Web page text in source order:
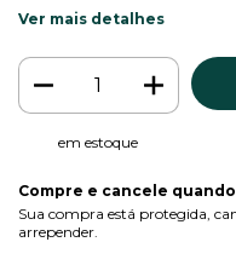
Ver mais detalhes
em estoque
Compre e cancele
Sua compra está protegida,
arrepender.